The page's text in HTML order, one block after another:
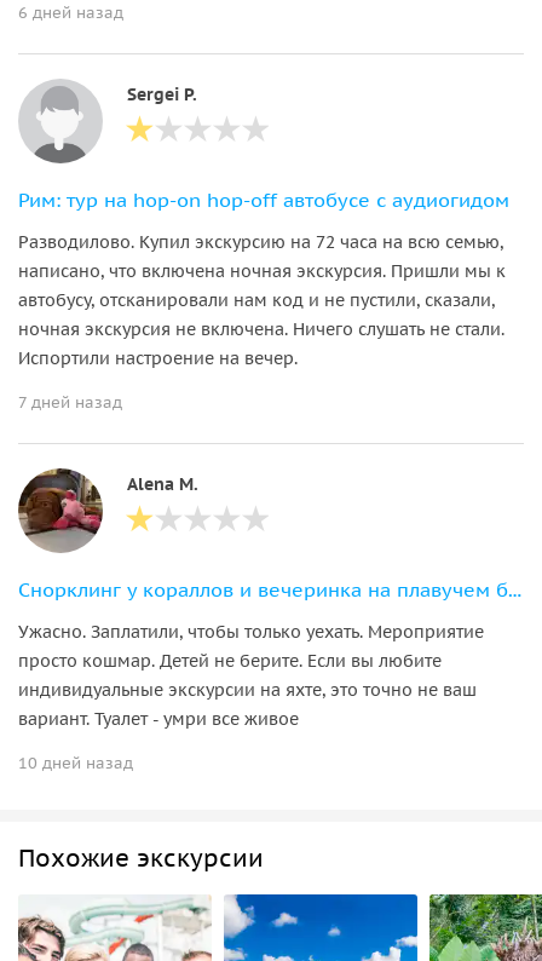
6 дней назад
Sergei P.
Рим: тур на hop-on hop-off автобусе с аудиогидом
Разводилово. Купил экскурсию на 72 часа на всю семью,
написано, что включена ночная экскурсия. Пришли мы к
автобусу, отсканировали нам код и не пустили, сказали,
ночная экскурсия не включена. Ничего слушать не стали.
Испортили настроение на вечер.
7 дней назад
Alena M.
Снорклинг у кораллов и вечеринка на плавучем баре
Ужасно. Заплатили, чтобы только уехать. Мероприятие
просто кошмар. Детей не берите. Если вы любите
индивидуальные экскурсии на яхте, это точно не ваш
вариант. Туалет - умри все живое
10 дней назад
Похожие экскурсии